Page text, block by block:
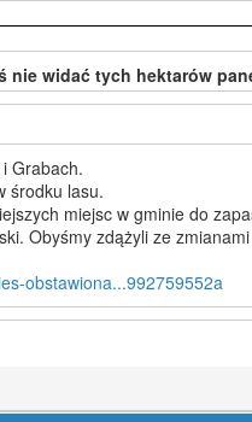
nie widać tych hektarów
Grabach.
środku lasu.
miejsc w gminie do
Obyśmy zdążyli ze
obstawiona...992759552a